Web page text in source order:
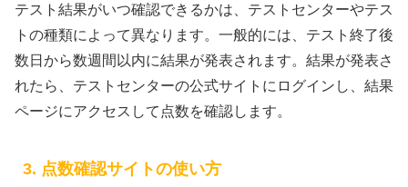
テスト結果がいつ確認できるかは、テストセンターやテス
トの種類によって異なります。一般的には、テスト終了後
数日から数週間以内に結果が発表されます。結果が発表さ
れたら、テストセンターの公式サイトにログインし、結果
ページにアクセスして点数を確認します。
3. 点数確認サイトの使い方